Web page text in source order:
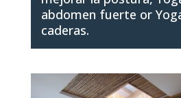
abdomen fuerte or
caderas.